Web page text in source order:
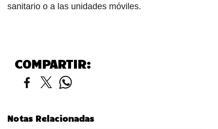
sanitario o a las unidades móviles.
COMPARTIR:
Notas Relacionadas